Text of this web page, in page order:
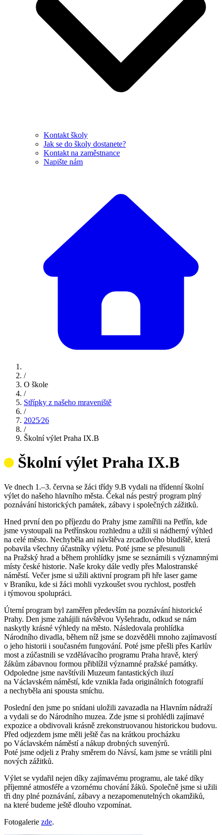
Kontakt školy
Jak se do školy dostanete?
Kontakt na zaměstnance
Napište nám
/
O škole
/
Střípky z našeho mraveniště
/
2025⁄26
/
Školní výlet Praha IX.B
Školní výlet Praha IX.B
Ve dnech 1.–3. června se žáci třídy 9.B vydali na třídenní školní
výlet do našeho hlavního města. Čekal nás pestrý program plný
poznávání historických památek, zábavy i společných zážitků.
Hned první den po příjezdu do Prahy jsme zamířili na Petřín, kde
jsme vystoupali na Petřínskou rozhlednu a užili si nádherný výhled
na celé město. Nechyběla ani návštěva zrcadlového bludiště, která
pobavila všechny účastníky výletu. Poté jsme se přesunuli
na Pražský hrad a během prohlídky jsme se seznámili s významnými
místy české historie. Naše kroky dále vedly přes Malostranské
náměstí. Večer jsme si užili aktivní program při hře laser game
v Braníku, kde si žáci mohli vyzkoušet svou rychlost, postřeh
i týmovou spolupráci.
Úterní program byl zaměřen především na poznávání historické
Prahy. Den jsme zahájili návštěvou Vyšehradu, odkud se nám
naskytly krásné výhledy na město. Následovala prohlídka
Národního divadla, během níž jsme se dozvěděli mnoho zajímavostí
o jeho historii i současném fungování. Poté jsme přešli přes Karlův
most a zúčastnili se vzdělávacího programu Praha hravě, který
žákům zábavnou formou přiblížil významné pražské památky.
Odpoledne jsme navštívili Muzeum fantastických iluzí
na Václavském náměstí, kde vznikla řada originálních fotografií
a nechyběla ani spousta smíchu.
Poslední den jsme po snídani uložili zavazadla na Hlavním nádraží
a vydali se do Národního muzea. Zde jsme si prohlédli zajímavé
expozice a obdivovali krásně zrekonstruovanou historickou budovu.
Před odjezdem jsme měli ještě čas na krátkou procházku
po Václavském náměstí a nákup drobných suvenýrů.
Poté jsme odjeli z Prahy směrem do Návsí, kam jsme se vrátili plni
nových zážitků.
Výlet se vydařil nejen díky zajímavému programu, ale také díky
příjemné atmosféře a vzornému chování žáků. Společně jsme si užili
tři dny plné poznávání, zábavy a nezapomenutelných okamžiků,
na které budeme ještě dlouho vzpomínat.
Fotogalerie zde.